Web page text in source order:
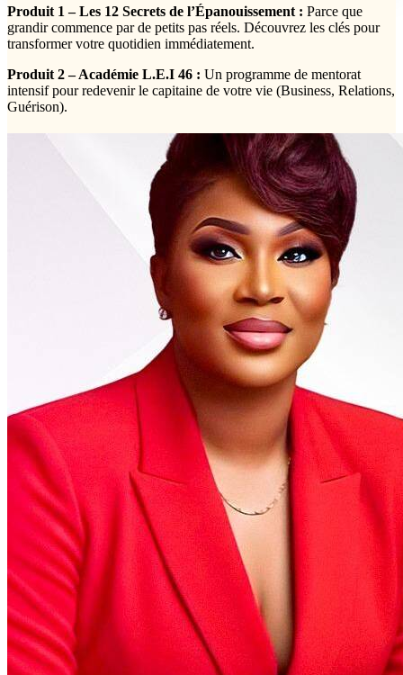
Produit 1 – Les 12 Secrets de l’Épanouissement : Parce que
grandir commence par de petits pas réels. Découvrez les clés pour
transformer votre quotidien immédiatement.
Produit 2 – Académie L.E.I 46 : Un programme de mentorat
intensif pour redevenir le capitaine de votre vie (Business, Relations,
Guérison).